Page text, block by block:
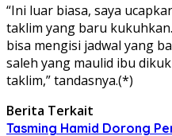
“Ini luar biasa, saya
taklim yang baru
bisa mengisi jadwal yang
saleh yang maulid ibu
taklim,” tandasnya.(*)
Berita Terkait
Tasming Hamid Dorong